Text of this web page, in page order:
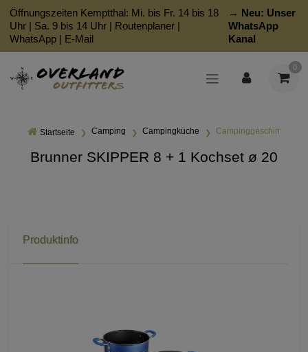
Öffnungszeiten Kemptthal: Mi. bis Fr. 14 bis 18
Uhr | Sa. 9 bis 14 Uhr | Routenplaner |
WhatsApp | E-Mail
→ Neu: Unser
WhatsApp
Kanal
0
Startseite Camping Campingküche Campinggeschirr
Brunner SKIPPER 8 + 1 Kochset ø 20
Produktinfo